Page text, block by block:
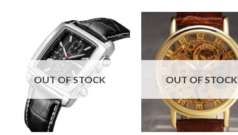
OUT OF STOCK OUT OF STOCK